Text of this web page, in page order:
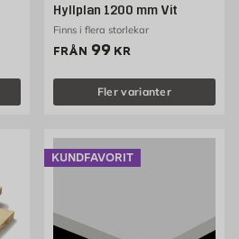
Hyllplan 1200 mm Vit
Finns i flera storlekar
FRÅN Pris 99 kr
99 KR
Fler varianter
KUNDFAVORIT